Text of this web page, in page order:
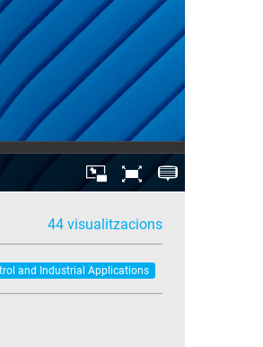
44 visualitzacions
and Industrial Applications